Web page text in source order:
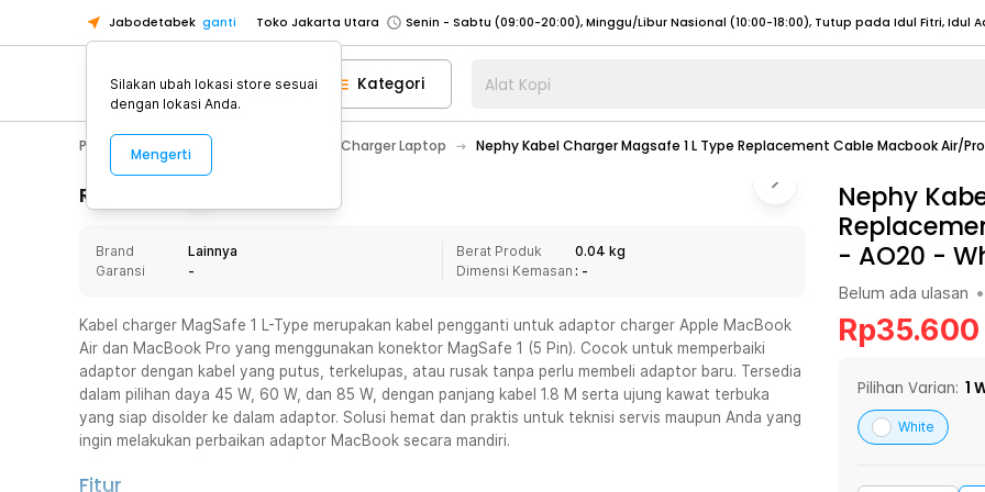
Jabodetabek ganti Toko Jakarta Utara
Toko Tangerang
Toko Cikupa
Pick n Go Jakarta Barat
Senin - Jumat (07:00 - 20:00), Sabtu - Minggu (08:00 - 20:00), Tutup pada Idul Fitri
Pick n Go Bekasi
Senin - Jumat (08:00 - 20:00), Sabtu - Minggu/ Libur Nasional (08:00 - 17:00) Selengkapnya
Senin - Jumat (08:00 - 20:00), Sabtu - Minggu/ Libur Nasional (08:00 - 17:00) Selengkapnya
Senin - Sabtu (09:00-20:00), Minggu/Libur Nasional (12:00-20:00), Tutup pada Idul Fitri
Senin - Sabtu (09:00-20:00), Minggu/Libur Nasional (12:00-20:00), Tutup pada Idul Fitri
Toko Tangerang
Toko Cikupa
Pick n Go Jakarta Barat
Senin - Jumat (07:00 - 20:00), Sabtu - Minggu (08:00 - 20:00), Tutup pada Idul Fitri
Pick n Go Bekasi
Senin - Jumat (08:00 - 20:00), Sabtu - Minggu/ Libur Nasional (08:00 - 17:00) Selengkapnya
Pick n Go Depok
Senin - Jumat (08:00 - 20:00), Sabtu - Minggu/ Libur Nasional (08:00 - 17:00)
Kategori Alat Kopi
PC & Laptop Spare Part Laptop Charger Laptop Nephy Kabel Charger Magsafe 1 L Type Replacement Cable Macbook Air/
Rincian Produk
Brand
Lainnya
Garansi
-
Berat Produk
0.04 kg
Dimensi Kemasan : -
Kabel charger MagSafe 1 L-Type merupakan kabel pengganti untuk adaptor charger Apple MacBook
Air dan MacBook Pro yang menggunakan konektor MagSafe 1 (5 Pin). Cocok untuk memperbaiki
adaptor dengan kabel yang putus, terkelupas, atau rusak tanpa perlu membeli adaptor baru. Tersedia
dalam pilihan daya 45 W, 60 W, dan 85 W, dengan panjang kabel 1.8 M serta ujung kawat terbuka
yang siap disolder ke dalam adaptor. Solusi hemat dan praktis untuk teknisi servis maupun Anda yang
ingin melakukan perbaikan adaptor MacBook secara mandiri.
Fitur
Nephy
- AO20 -
Belum ada ulasan •
Rp35.600
Pilihan Varian: 1
White
Silakan ubah lokasi store sesuai
dengan lokasi Anda.
Mengerti